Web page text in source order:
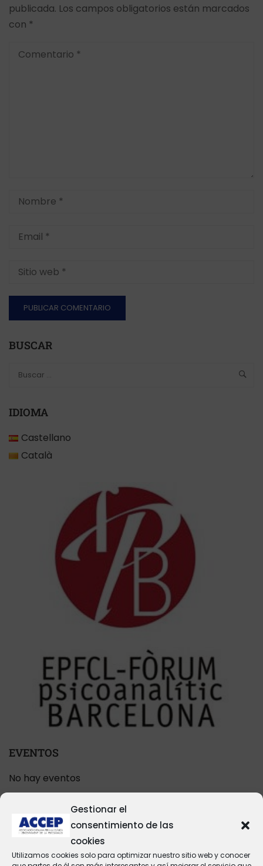
Gestionar el
consentimiento de las
cookies
Utilizamos cookies solo para optimizar nuestro sitio web y conocer
publicada. Los campos obligatorios están marcados
con *
BUSCAR
IDIOMA
Castellano
Català
EVENTOS
No hay eventos
CATEGORÍAS DEL BLOG
Comunicación(2)